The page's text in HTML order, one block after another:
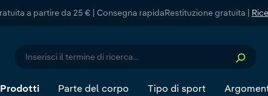
a partire da 25 € | Consegna rapidaRestituzione gratuita |
Prodotti Parte del corpo Tipo di sport